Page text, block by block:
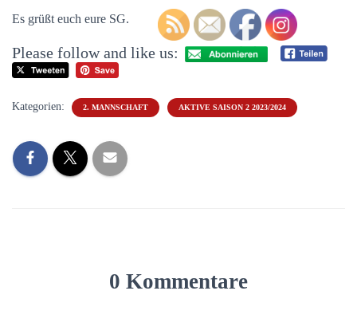
Es grüßt euch eure SG.
Please follow and like us:
Kategorien: 2. MANNSCHAFT AKTIVE SAISON 2 2023/2024
0 Kommentare